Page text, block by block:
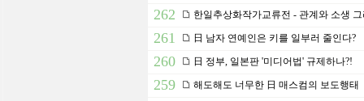
262 한일추상화작가교류전 - 관계와 소생
261 日 남자 연예인은 키를 일부러 줄인다?
260 日 정부, 일본판 '미디어법' 규제하나?!
259 해도해도 너무한 日 매스컴의 보도행태